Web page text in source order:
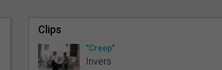
Clips
"Creep"
Invers